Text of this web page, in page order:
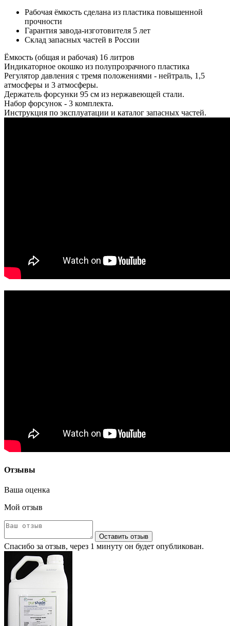
Рабочая ёмкость сделана из пластика повышенной
прочности
Гарантия завода-изготовителя 5 лет
Склад запасных частей в России
Ёмкость (общая и рабочая) 16 литров
Индикаторное окошко из полупрозрачного пластика
Регулятор давления с тремя положениями - нейтраль, 1,5
атмосферы и 3 атмосферы.
Держатель форсунки 95 см из нержавеющей стали.
Набор форсунок - 3 комплекта.
Инструкция по эксплуатации и каталог запасных частей.
Отзывы
Ваша оценка
Мой отзыв
Оставить отзыв
Спасибо за отзыв, через 1 минуту он будет опубликован.